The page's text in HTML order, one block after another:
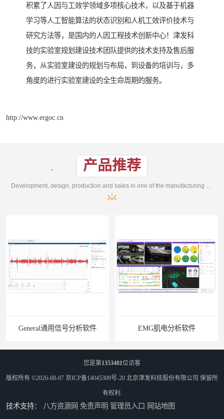
积累了人因与工效学领域多项核心技术，以及基于机器
学习等人工智能算法的状态识别和人机工效评价技术与
研究方法等，是国内的人因工程技术创新中心！津发科
技的实验室规划建设技术团队提供的技术支持及售后服
务，从实验室建设的规划与布局，到设备的培训与，多
角度的进行实验室建设的全生命周期的服务。
http://www.ergoc.cn
产品推荐
Development, design, production and sales in one of the manufacturing enterprises
General通用信号分析软件 EMG肌电分析软件
您是第1353481位访客
版权所有 ©2026-08-07 京ICP备14045309号-20 北京津发科技股份有限公司 保留所
有权利.
技术支持： 八方资源网 免责声明 管理员入口 网站地图